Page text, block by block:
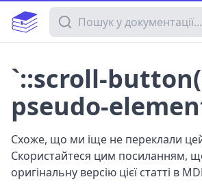
Пошук у документації
`::scroll-
pseudo-
Схоже, що ми іще не переклали
Скористайтеся цим посиланням,
оригінальну версію цієї статті в